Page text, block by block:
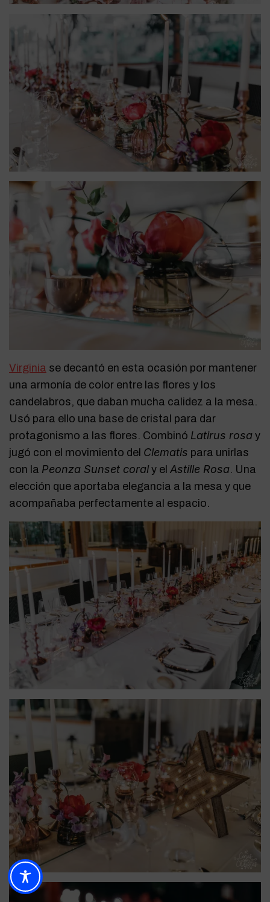
Virginia se decantó en esta ocasión por mantener
una armonía de color entre las flores y los
candelabros, que daban mucha calidez a la mesa.
Usó para ello una base de cristal para dar
protagonismo a las flores. Combinó Latirus rosa y
jugó con el movimiento del Clematis para unirlas
con la Peonza Sunset coral y elAstille Rosa. Una
elección que aportaba elegancia a la mesa y que
acompañaba perfectamente al espacio.